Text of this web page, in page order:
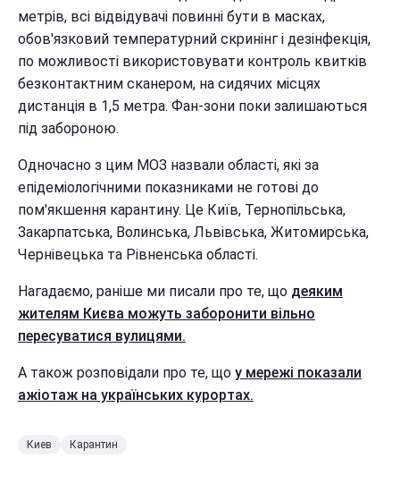
метрів, всі відвідувачі повинні бути в масках,
обов'язковий температурний скринінг і дезінфекція,
по можливості використовувати контроль квитків
безконтактним сканером, на сидячих місцях
дистанція в 1,5 метра. Фан-зони поки залишаються
під забороною.
Одночасно з цим МОЗ назвали області, які за
епідеміологічними показниками не готові до
пом'якшення карантину. Це Київ, Тернопільська,
Закарпатська, Волинська, Львівська, Житомирська,
Чернівецька та Рівненська області.
Нагадаємо, раніше ми писали про те, що деяким
жителям Києва можуть заборонити вільно
пересуватися вулицями.
А також розповідали про те, що у мережі показали
ажіотаж на українських курортах.
Киев Карантин